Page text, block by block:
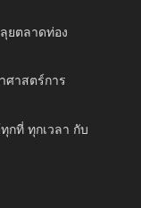
ยตลาดท่อง
ศาสตร์การ
กที่ ทุกเวลา กับ